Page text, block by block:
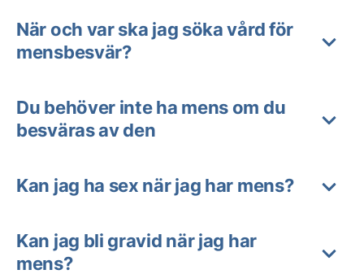
När och var ska jag söka vård för
mensbesvär?
Du behöver inte ha mens om du
besväras av den
Kan jag ha sex när jag har mens?
Kan jag bli gravid när jag har
mens?